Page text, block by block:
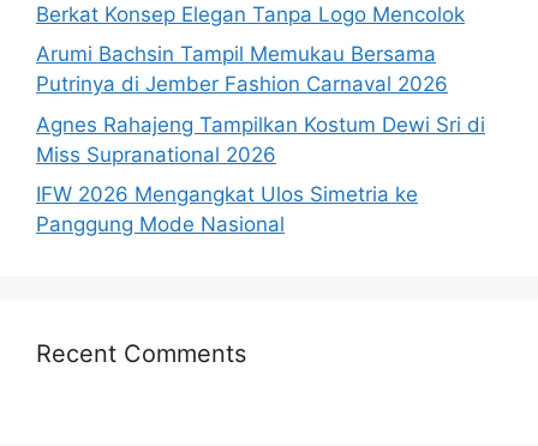
Berkat Konsep Elegan Tanpa Logo Mencolok
Arumi Bachsin Tampil Memukau Bersama
Putrinya di Jember Fashion Carnaval 2026
Agnes Rahajeng Tampilkan Kostum Dewi Sri di
Miss Supranational 2026
IFW 2026 Mengangkat Ulos Simetria ke
Panggung Mode Nasional
Recent Comments